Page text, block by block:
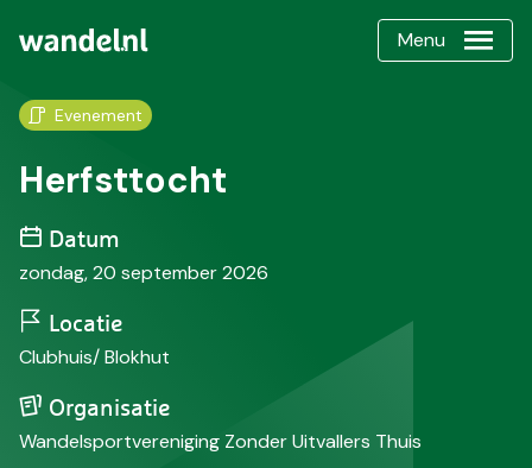
Menu
Evenement
Herfsttocht
Datum
zondag, 20 september 2026
Locatie
Clubhuis/ Blokhut
Organisatie
Wandelsportvereniging Zonder Uitvallers Thuis